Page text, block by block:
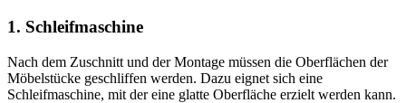
1. Schleifmaschine
Nach dem Zuschnitt und der Montage müssen die Oberflächen der
Möbelstücke geschliffen werden. Dazu eignet sich eine
Schleifmaschine, mit der eine glatte Oberfläche erzielt werden kann.